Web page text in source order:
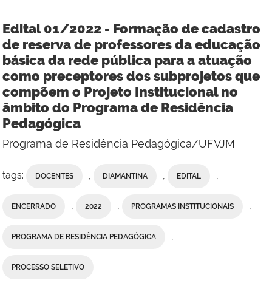
Edital 01/2022 - Formação de cadastro
de reserva de professores da educação
básica da rede pública para a atuação
como preceptores dos subprojetos que
compõem o Projeto Institucional no
âmbito do Programa de Residência
Pedagógica
Programa de Residência Pedagógica/UFVJM
tags: DOCENTES , DIAMANTINA , EDITAL ,
ENCERRADO , 2022 , PROGRAMAS INSTITUCIONAIS ,
PROGRAMA DE RESIDÊNCIA PEDAGÓGICA ,
PROCESSO SELETIVO